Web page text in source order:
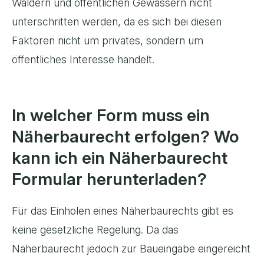
Wäldern und öffentlichen Gewässern nicht
unterschritten werden, da es sich bei diesen
Faktoren nicht um privates, sondern um
öffentliches Interesse handelt.
In welcher Form muss ein
Näherbaurecht erfolgen? Wo
kann ich ein Näherbaurecht
Formular herunterladen?
Für das Einholen eines Näherbaurechts gibt es
keine gesetzliche Regelung. Da das
Näherbaurecht jedoch zur Baueingabe eingereicht